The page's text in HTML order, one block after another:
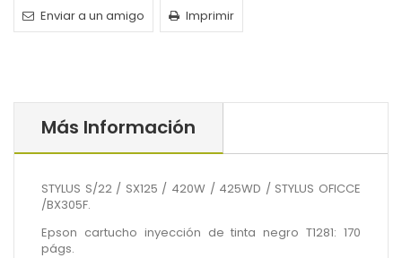
Enviar a un amigo Imprimir
Más Información
STYLUS S/22 / SX125 / 420W / 425WD / STYLUS OFICCE
/BX305F.
Epson cartucho inyección de tinta negro T1281: 170
págs.